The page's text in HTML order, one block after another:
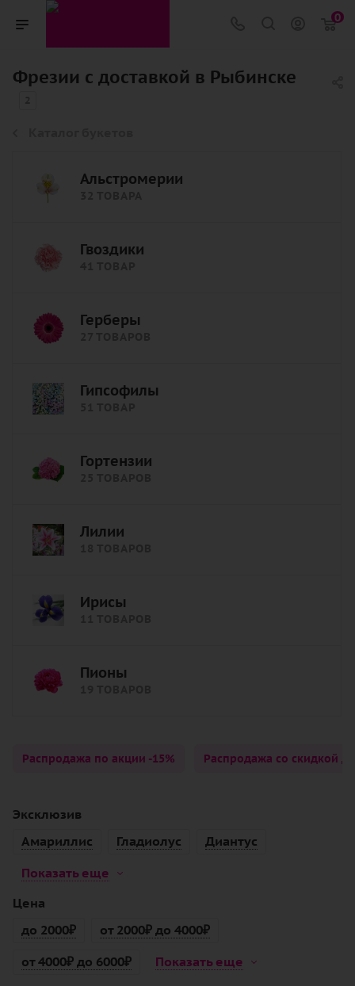
0
Фрезии с доставкой в Рыбинске
Альстромерии
Гвоздики
Герберы
Гипсофилы
Гортензии
Лилии
Ирисы
Пионы
Распродажа по акции -15% Распродажа со скидкой
Эксклюзив
Амариллис
Гладиолус
Диантус
Показать еще
Цена
до 2000₽
от 2000₽ до 4000₽
от 4000₽ до 6000₽
Показать еще